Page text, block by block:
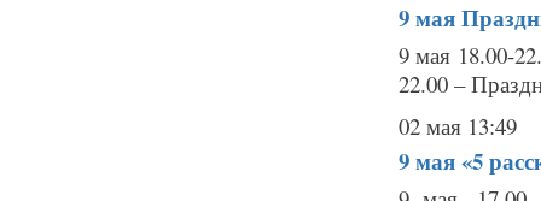
9 мая
9 мая 18.00-
22.00 –
02 мая 13:49
9 мая«5